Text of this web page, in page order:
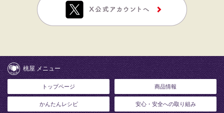
桃屋 メニュー
トップページ 商品情報
かんたんレシピ 安心・安全への取り組み